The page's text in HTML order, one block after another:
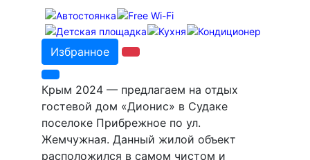
Избранное
Крым 2024 — предлагаем на отдых
гостевой дом «Дионис» в Судаке
поселоке Прибрежное по ул.
Жемчужная. Данный жилой объект
расположился в самом чистом и